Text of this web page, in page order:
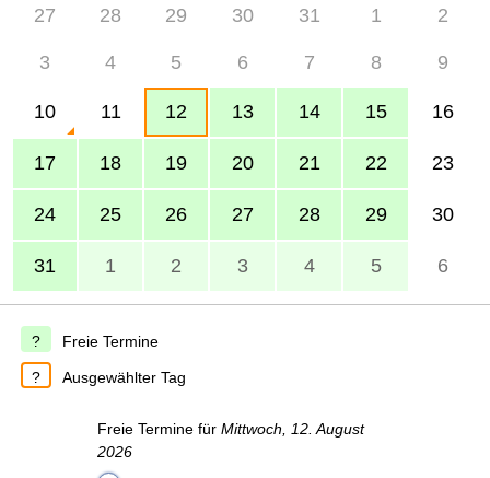
27
28 29 30 31 1 2
3 4 5 6 7 8 9
10 11 12 13 14 15 16
17 18 19 20 21 22 23
24 25 26 27 28 29 30
31 1 2 3 4 5 6
Freie Termine
Ausgewählter Tag
Freie Termine für Mittwoch, 12. August
2026